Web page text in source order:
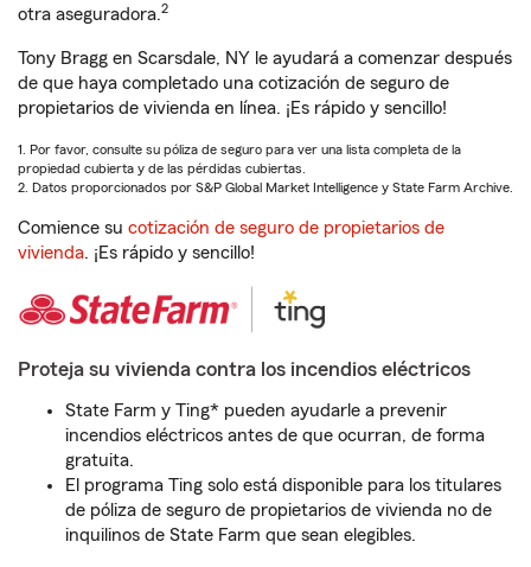
otra aseguradora.2
Tony Bragg en Scarsdale, NY le ayudará a comenzar después
de que haya completado una cotización de seguro de
propietarios de vivienda en línea. ¡Es rápido y sencillo!
1. Por favor, consulte su póliza de seguro para ver una lista completa de la
propiedad cubierta y de las pérdidas cubiertas.
2. Datos proporcionados por S&P Global Market Intelligence y State Farm Archive.
Comience su cotización de seguro de propietarios de
vivienda. ¡Es rápido y sencillo!
Proteja su vivienda contra los incendios eléctricos
State Farm y Ting* pueden ayudarle a prevenir
incendios eléctricos antes de que ocurran, de forma
gratuita.
El programa Ting solo está disponible para los titulares
de póliza de seguro de propietarios de vivienda no de
inquilinos de State Farm que sean elegibles.